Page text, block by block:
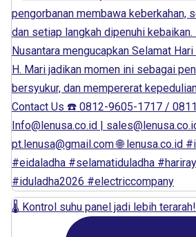
🌡️ Kontrol suhu panel jadi lebih